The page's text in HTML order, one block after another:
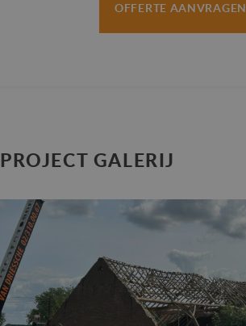
OFFERTE AANVRAGEN
PROJECT GALERIJ